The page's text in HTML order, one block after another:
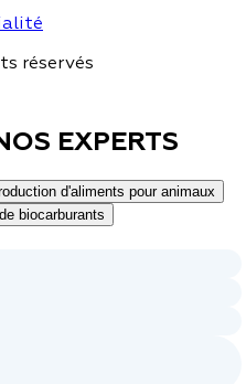
réservés
EXPERTS
d'aliments pour animaux
biocarburants